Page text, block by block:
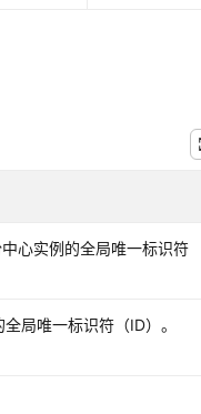
心实例的全局唯一标识符
局唯一标识符（ID）。